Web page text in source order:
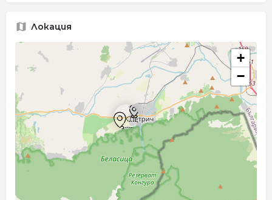
Локация
+
−